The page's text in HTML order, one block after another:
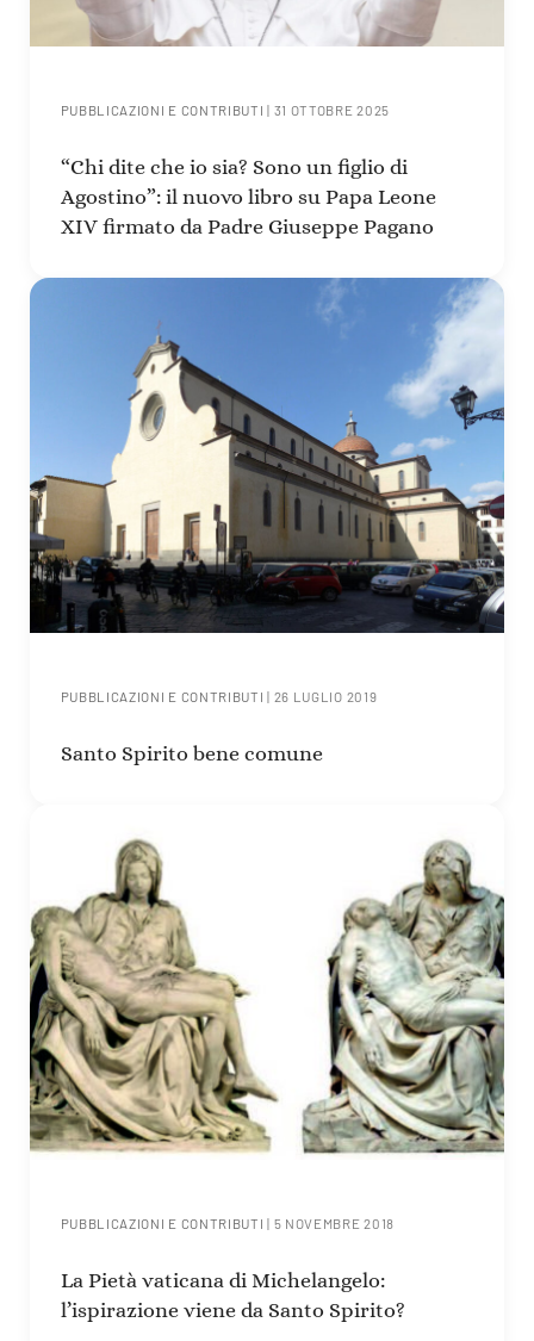
PUBBLICAZIONI E CONTRIBUTI | 31 OTTOBRE 2025
“Chi dite che io sia? Sono un figlio di
Agostino”: il nuovo libro su Papa Leone
XIV firmato da Padre Giuseppe Pagano
PUBBLICAZIONI E CONTRIBUTI | 26 LUGLIO 2019
Santo Spirito bene comune
PUBBLICAZIONI E CONTRIBUTI | 5 NOVEMBRE 2018
La Pietà vaticana di Michelangelo:
l’ispirazione viene da Santo Spirito?